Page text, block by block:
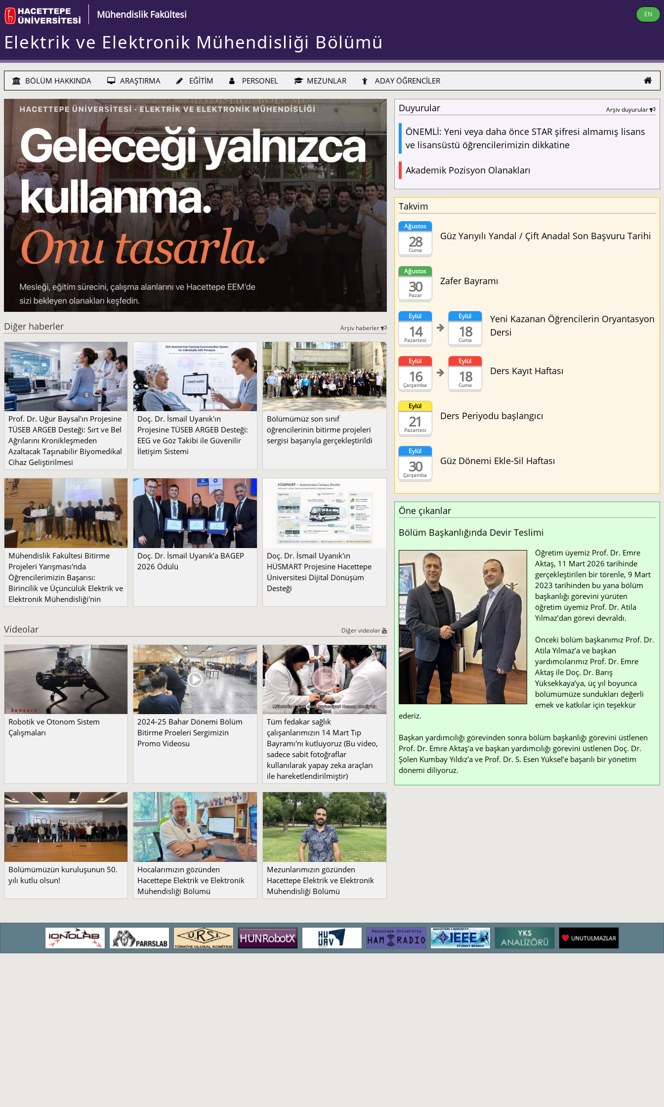
Mühendislik Fakültesi EN
Elektrik ve Elektronik Mühendisliği Bölümü
BÖLÜM HAKKINDA ARAŞTIRMA EĞİTİM PERSONEL MEZUNLAR ADAY ÖĞRENCİLER
Diğer haberler Arşiv haberler
Prof. Dr. Uğur Baysal'ın Projesine
TÜSEB ARGEB Desteği: Sırt ve Bel
Ağrılarını Kronikleşmeden
Azaltacak Taşınabilir Biyomedikal
Cihaz Geliştirilmesi
Doç. Dr. İsmail Uyanık'ın
Projesine TÜSEB ARGEB Desteği:
EEG ve Göz Takibi ile Güvenilir
İletişim Sistemi
Bölümümüz son sınıf
öğrencilerinin bitirme projeleri
sergisi başarıyla gerçekleştirildi
Mühendislik Fakültesi Bitirme
Projeleri Yarışması'nda
Öğrencilerimizin Başarısı:
Birincilik ve Üçüncülük Elektrik ve
Elektronik Mühendisliği'nin
Doç. Dr. İsmail Uyanık’a BAGEP
2026 Ödülü
Doç. Dr. İsmail Uyanık'ın
HÜSMART Projesine Hacettepe
Üniversitesi Dijital Dönüşüm
Desteği
Videolar Diğer videolar
Robotik ve Otonom Sistem
Çalışmaları
2024-25 Bahar Dönemi Bölüm
Bitirme Proeleri Sergimizin
Promo Videosu
Tüm fedakar sağlık
çalışanlarımızın 14 Mart Tıp
Bayramı'nı kutluyoruz (Bu video,
sadece sabit fotoğraflar
kullanılarak yapay zeka araçları
ile hareketlendirilmiştir)
Bölümümüzün kuruluşunun 50.
yılı kutlu olsun!
Hocalarımızın gözünden
Hacettepe Elektrik ve Elektronik
Mühendisliği Bölümü
Mezunlarımızın gözünden
Hacettepe Elektrik ve Elektronik
Mühendisliği Bölümü
Duyurular Arşiv duyurular
ÖNEMLİ: Yeni veya daha önce STAR şifresi almamış lisans
ve lisansüstü öğrencilerimizin dikkatine
Akademik Pozisyon Olanakları
Takvim
Cuma
Ağustos
28 Güz Yarıyılı Yandal / Çift Anadal Son Başvuru Tarihi
Pazar
Ağustos
30 Zafer Bayramı
Pazartesi
Eylül
14 Cuma
Eylül
18
Yeni Kazanan Öğrencilerin Oryantasyon
Dersi
Çarşamba
Eylül
16 Cuma
Eylül
18 Ders Kayıt Haftası
Pazartesi
Eylül
21 Ders Periyodu başlangıcı
Çarşamba
Eylül
30 Güz Dönemi Ekle-Sil Haftası
Öne çıkanlar
Bölüm Başkanlığında Devir Teslimi
Öğretim üyemiz Prof. Dr. Emre
Aktaş, 11 Mart 2026 tarihinde
gerçekleştirilen bir törenle, 9 Mart
2023 tarihinden bu yana bölüm
başkanlığı görevini yürüten
öğretim üyemiz Prof. Dr. Atila
Yılmaz’dan görevi devraldı.
Önceki bölüm başkanımız Prof. Dr.
Atila Yılmaz’a ve başkan
yardımcılarımız Prof. Dr. Emre
Aktaş ile Doç. Dr. Barış
Yüksekkaya’ya, üç yıl boyunca
bölümümüze sundukları değerli
emek ve katkılar için teşekkür
ederiz.
Başkan yardımcılığı görevinden sonra bölüm başkanlığı görevini üstlenen
Prof. Dr. Emre Aktaş'a ve başkan yardımcılığı görevini üstlenen Doç. Dr.
Şölen Kumbay Yıldız'a ve Prof. Dr. S. Esen Yüksel’e başarılı bir yönetim
dönemi diliyoruz.